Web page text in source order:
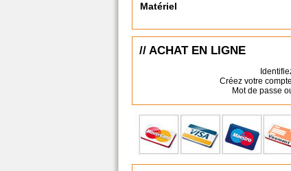
Matériel
// ACHAT EN LIGNE
Créez votre
Mot de passe